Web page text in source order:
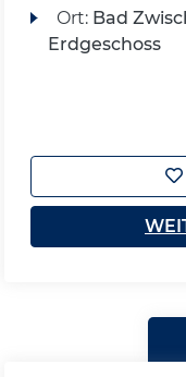
Ort: Bad
Erdgeschoss